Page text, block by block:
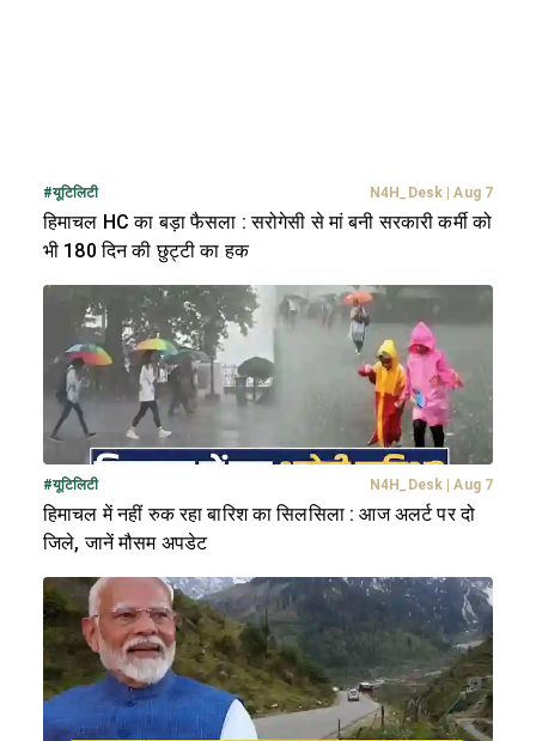
#यूटिलिटी N4H_Desk Aug 7
हिमाचल HC का बड़ा फैसला : सरोगेसी से मां बनी सरकारी कर्मी को
भी 180 दिन की छुट्टी का हक
#यूटिलिटी N4H_Desk Aug 7
हिमाचल में नहीं रुक रहा बारिश का सिलसिला : आज अलर्ट पर दो
जिले, जानें मौसम अपडेट